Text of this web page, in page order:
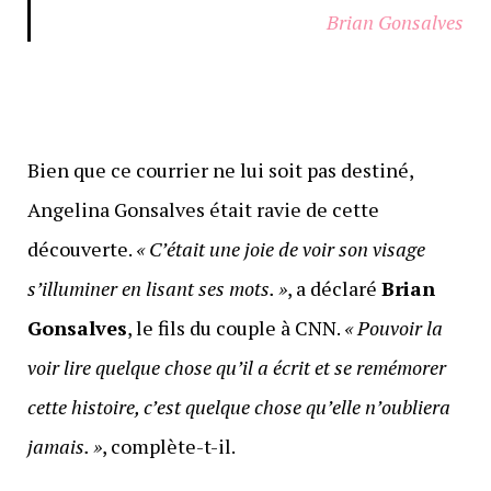
Brian Gonsalves
Bien que ce courrier ne lui soit pas destiné,
Angelina Gonsalves était ravie de cette
découverte. « C’était une joie de voir son visage
s’illuminer en lisant ses mots. », a déclaré Brian
Gonsalves, le fils du couple à CNN. « Pouvoir la
voir lire quelque chose qu’il a écrit et se remémorer
cette histoire, c’est quelque chose qu’elle n’oubliera
jamais. », complète-t-il.